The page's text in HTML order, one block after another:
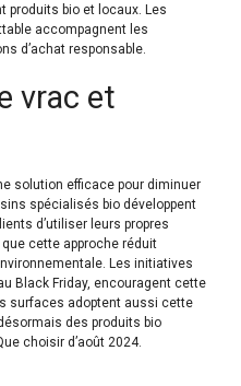
produits bio et locaux. Les
accompagnent les
d’achat responsable.
vrac et
solution efficace pour diminuer
spécialisés bio développent
d’utiliser leurs propres
cette approche réduit
Les initiatives
Black Friday, encouragent cette
surfaces adoptent aussi cette
des produits bio
choisir d’août 2024.